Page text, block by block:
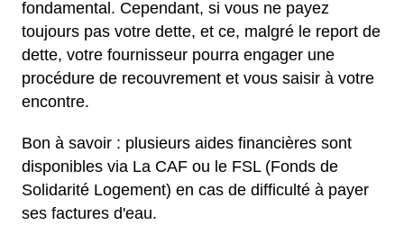
fondamental. Cependant, si vous ne payez
toujours pas votre dette, et ce, malgré le report de
dette, votre fournisseur pourra engager une
procédure de recouvrement et vous saisir à votre
encontre.
Bon à savoir : plusieurs aides financières sont
disponibles via La CAF ou le FSL (Fonds de
Solidarité Logement) en cas de difficulté à payer
ses factures d'eau.